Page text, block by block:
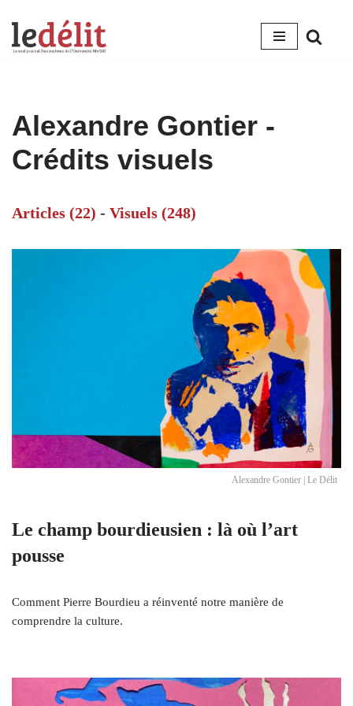
Aller
Alexandre Gontier -
Crédits visuels
Articles (22) - Visuels (248)
Alexandre Gontier | Le Délit
Le champ bourdieusien : là où l’art
pousse
Comment Pierre Bourdieu a réinventé notre manière de
comprendre la culture.